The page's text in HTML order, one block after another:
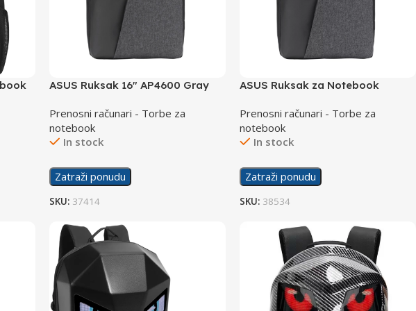
ASUS Ruksak 16″ AP4600 Gray
Prenosni računari - Torbe za
notebook
In stock
Zatraži ponudu
SKU: 37414
ASUS Ruksak za Notebook
Prenosni računari - Torbe za
notebook
In stock
Zatraži ponudu
SKU: 38534